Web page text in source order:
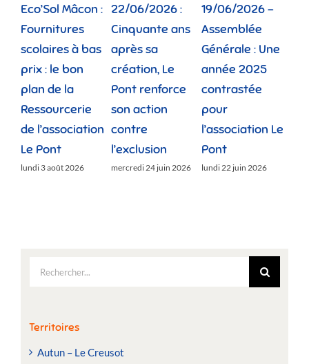
Eco’Sol Mâcon :
Fournitures
scolaires à bas
prix : le bon
plan de la
Ressourcerie
de l’association
Le Pont
lundi 3 août 2026
22/06/2026 :
Cinquante ans
après sa
création, Le
Pont renforce
son action
contre
l’exclusion
mercredi 24 juin 2026
19/06/2026 –
Assemblée
Générale : Une
année 2025
contrastée
pour
l’association Le
Pont
lundi 22 juin 2026
Rechercher:
Territoires
Autun – Le Creusot